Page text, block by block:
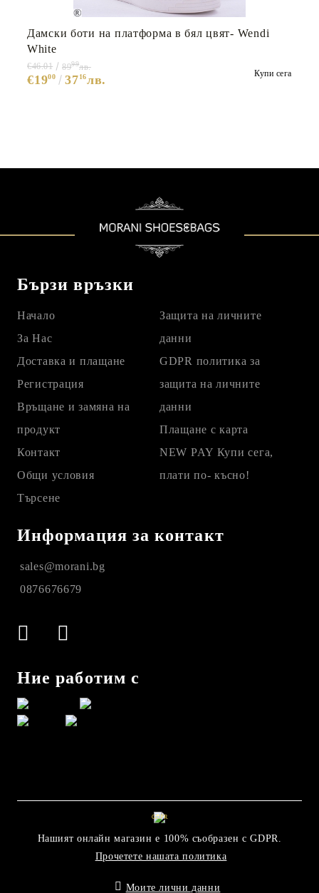
Дамски боти на платформа в бял цвят- Wendi
White
€1900 3716лв.
€46.01 8999лв.
Купи сега
Бързи връзки
Начало
За Нас
Доставка и плащане
Регистрация
Връщане и замяна на
продукт
Контакт
Общи условия
Търсене
Защита на личните
данни
GDPR политика за
защита на личните
данни
Плащане с карта
NEW PAY Купи сега,
плати по- късно!
Информация за контакт
sales@morani.bg
0876676679
Ние работим с
GDPR
Нашият онлайн магазин е 100% съобразен с GDPR.
Прочетете нашата политика
Моите лични данни